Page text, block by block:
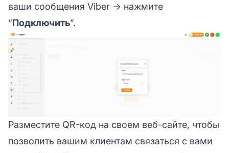
ваши сообщения Viber → нажмите
“Подключить”.
Разместите QR-код на своем веб-сайте, чтобы
позволить вашим клиентам связаться с вами